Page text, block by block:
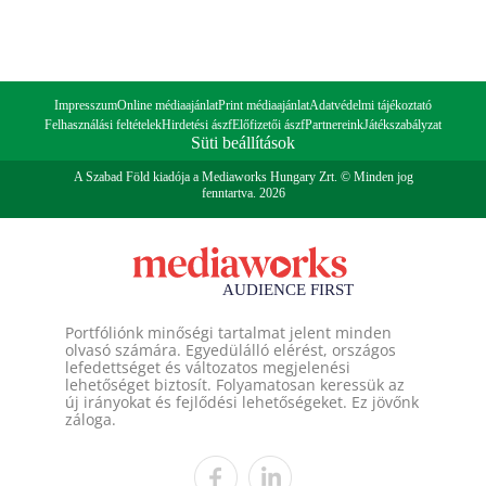
ImpresszumOnline médiaajánlatPrint médiaajánlatAdatvédelmi tájékoztató
Felhasználási feltételekHirdetési ászfElőfizetői ászfPartnereinkJátékszabályzat
Süti beállítások
A Szabad Föld kiadója a Mediaworks Hungary Zrt. © Minden jog
fenntartva. 2026
Portfóliónk minőségi tartalmat jelent minden
olvasó számára. Egyedülálló elérést, országos
lefedettséget és változatos megjelenési
lehetőséget biztosít. Folyamatosan keressük az
új irányokat és fejlődési lehetőségeket. Ez jövőnk
záloga.